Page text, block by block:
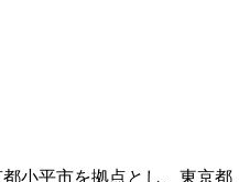
小平市を拠点とし、東京